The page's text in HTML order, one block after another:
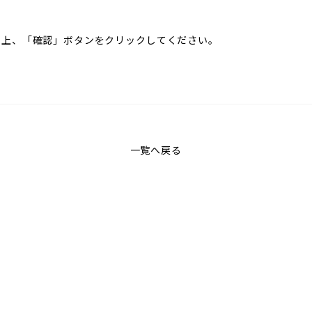
、「確認」ボタンをクリックしてください。
一覧へ戻る